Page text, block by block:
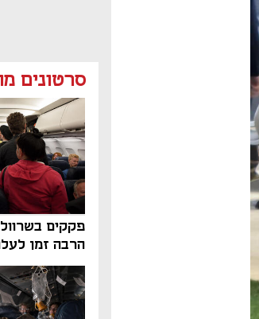
סרטונים
פקקים
הרבה זמן